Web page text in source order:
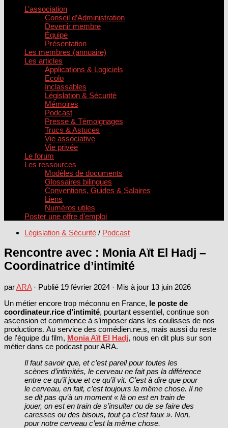
L’association
Conseil d’Administration
Devenir membre
Équipe
Présentation
Les membres (annuaire)
Les articles
Applications & Logiciels
Ecolo
Inclassables
Législation & Sécurité
Mémoires
Podcast
Presse & Témoignages
Trucs & Astuces
Vie associative
Vie privée
Le forum
Les ressources
Modèles de documents
Glossaires bilingues
Conventions, Guides & Salaires
Liens
Numéros utiles
Poster une offre d’emploi
Législation & Sécurité / Podcast
Rencontre avec : Monia Aït El Hadj –
Coordinatrice d’intimité
parARA · Publié 19 février 2024 · Mis à jour 13 juin 2026
Un métier encore trop méconnu en France, le poste de
coordinateur.rice d’intimité, pourtant essentiel, continue son
ascension et commence à s’imposer dans les coulisses de nos
productions. Au service des comédien.ne.s, mais aussi du reste
de l’équipe du film, Monia Aït El Hadj, nous en dit plus sur son
métier dans ce podcast pour ARA.
Il faut savoir que, et c’est pareil pour toutes les
scènes d’intimités, le cerveau ne fait pas la différence
entre ce qu’il joue et ce qu’il vit. C’est à dire que pour
le cerveau, en fait, c’est toujours la même chose. Il ne
se dit pas qu’à un moment « là on est en train de
jouer, on est en train de s’insulter ou de se faire des
caresses ou des bisous, tout ça c’est faux ». Non,
pour notre cerveau c’est la même chose.